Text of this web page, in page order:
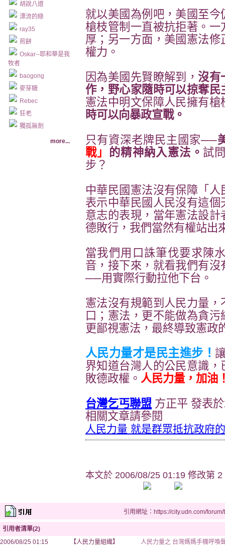
胡說八道
漂流的綠
ray35
煎餅
Oskar--耶和華是我
牧者
baogong
麥芽糖
Rebec
狂老
獨孤無劍
more...
就以美國為例吧，美國至
槍枝管制一直被抗拒著。
厚；另一方面，美國憲法
權力。
因為美國先賢瞭解到， 沒有
作，野心家隨時可以掠奪民
憲法中明文保障人民擁有槍
時可以向暴政宣戰。
只有資深老牌民主國家──
戰」 的精神納入憲法。 試
步？
中華民國憲法沒有保障「
表示中華民國人民沒有這
意志的表現，當年憲法設
德敗行，我們當然有權站出
當我們用口誅筆伐要求陳
音，接下來，就看我們有沒
──用實際行動拉他下台。
憲法沒有規範到人民力量
口；憲法，更不能做為貪
更鄙視憲法，最終導致憲政
人民力量才是民主進步 ！
界知道台灣人的公民意識
敗德政權。 人民力量，加油
台灣乞丐聯盟 方正平 發表
相關文章請參閱
人民力量 就是群眾抵抗政府
本文於 2006/08/25 01:19 修改第 2
引用網址：https://city.udn.com/
引用者清單(2)
2006/08/25 01:15
【人民力量組織】
人民力量之 台灣媽媽手機呼喚